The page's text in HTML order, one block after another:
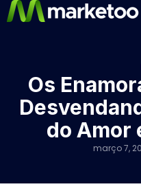
Os
do Amor
março 7,